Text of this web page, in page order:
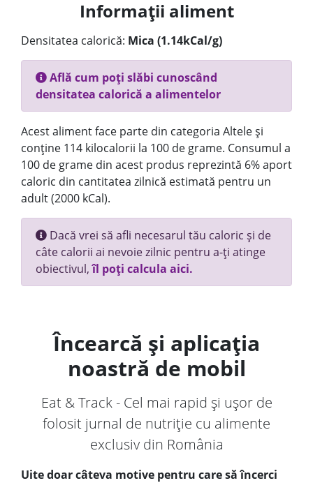
Informații aliment
Densitatea calorică: Mica (1.14kCal/g)
Află cum poți slăbi cunoscând
densitatea calorică a alimentelor
Acest aliment face parte din categoria Altele și
conține 114 kilocalorii la 100 de grame. Consumul a
100 de grame din acest produs reprezintă 6% aport
caloric din cantitatea zilnică estimată pentru un
adult (2000 kCal).
Dacă vrei să afli necesarul tău caloric și de
câte calorii ai nevoie zilnic pentru a-ți atinge
obiectivul,îl poți calcula aici.
Încearcă și aplicația
noastră de mobil
Eat & Track - Cel mai rapid și ușor de
folosit jurnal de nutriție cu alimente
exclusiv din România
Uite doar câteva motive pentru care să încerci